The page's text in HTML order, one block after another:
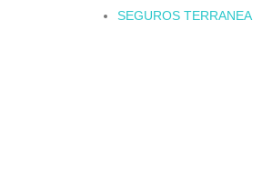
SEGUROS TERRANEA